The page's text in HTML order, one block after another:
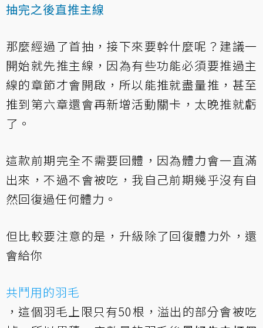
抽完之後直推主線
那麼經過了首抽，接下來要幹什麼呢？建議一
開始就先推主線，因為有些功能必須要推過主
線的章節才會開啟，所以能推就盡量推，甚至
推到第六章還會再新增活動關卡，太晚推就虧
了。
這款前期完全不需要回體，因為體力會一直滿
出來，不過不會被吃，我自己前期幾乎沒有自
然回復過任何體力。
但比較要注意的是，升級除了回復體力外，還
會給你
共鬥用的羽毛
，這個羽毛上限只有50根，溢出的部分會被吃